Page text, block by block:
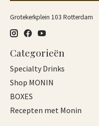
Grotekerkplein 103 Rotterdam
Categorieën
Specialty Drinks
Shop MONIN
BOXES
Recepten met Monin